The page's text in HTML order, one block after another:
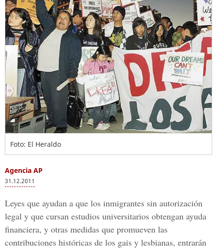
Foto: El Heraldo
Agencia AP
31.12.2011
Leyes que ayudan a que los inmigrantes sin autorización
legal y que cursan estudios universitarios obtengan ayuda
financiera, y otras medidas que promueven las
contribuciones históricas de los gais y lesbianas, entrarán